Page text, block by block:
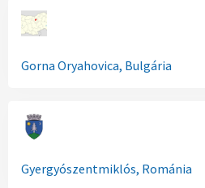
Gorna Oryahovica, Bulgária
Gyergyószentmiklós, Románia